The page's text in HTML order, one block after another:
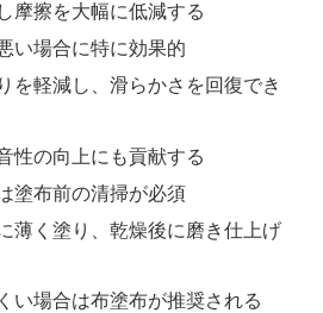
摩擦を大幅に低減する
い場合に特に効果的
を軽減し、滑らかさを回復でき
性の向上にも貢献する
塗布前の清掃が必須
薄く塗り、乾燥後に磨き仕上げ
い場合は布塗布が推奨される